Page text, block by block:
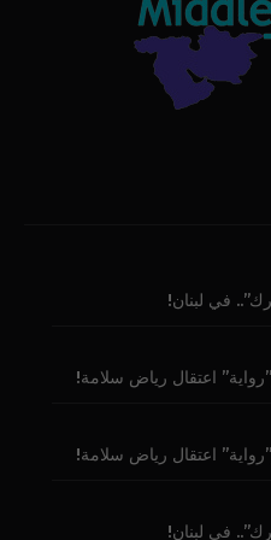
في لبنان!
اعتقال رياض سلامة!
اعتقال رياض سلامة!
في لبنان!